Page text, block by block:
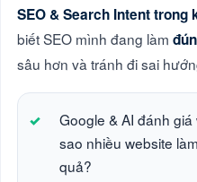
SEO & Search Intent trong
biết SEO mình đang làm
sâu hơn và tránh đi sai
Google & AI đánh
sao nhiều website
quả?